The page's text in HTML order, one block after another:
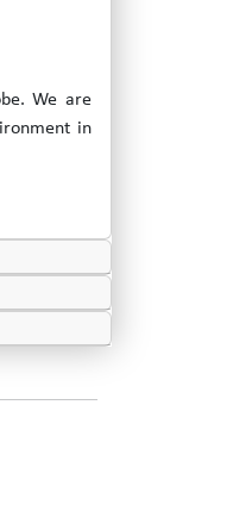
We are
in